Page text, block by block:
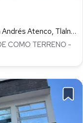
Av. De Los Maestros 80, Lomas de San Andrés Atenco, Tlalnepantla de Baz
COMO TERRENO -